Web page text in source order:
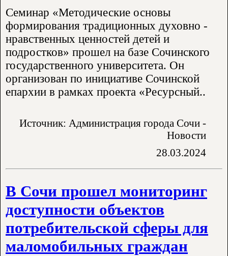
Семинар «Методические основы
формирования традиционных духовно -
нравственных ценностей детей и
подростков» прошел на базе Сочинского
государственного университета. Он
организован по инициативе Сочинской
епархии в рамках проекта «Ресурсный..
Источник: Администрация города Сочи -
Новости
28.03.2024
В Сочи прошел мониторинг
доступности объектов
потребительской сферы для
маломобильных граждан